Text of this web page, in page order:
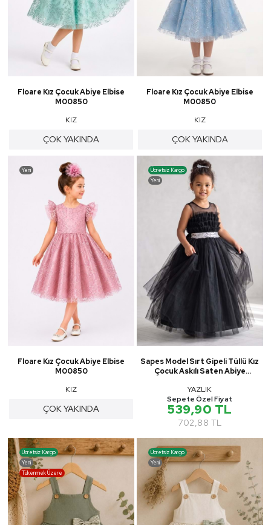
Floare Kız Çocuk Abiye Elbise
M00850
KIZ
ÇOK YAKINDA
Floare Kız Çocuk Abiye Elbise
M00850
KIZ
ÇOK YAKINDA
Yeni
Floare Kız Çocuk Abiye Elbise
M00850
KIZ
ÇOK YAKINDA
Ücretsiz Kargo
Yeni
Sapes Model Sırt Gipeli Tüllü Kız
Çocuk Askılı Saten Abiye
YAZLIK
Sepete Özel Fiyat
539,90 TL
702,88 TL
Ücretsiz Kargo
Yeni
Tükenmek Üzere
Ücretsiz Kargo
Yeni